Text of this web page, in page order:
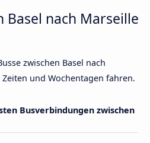
Basel nach Marseille
zwischen Basel nach
und Wochentagen fahren.
Busverbindungen zwischen